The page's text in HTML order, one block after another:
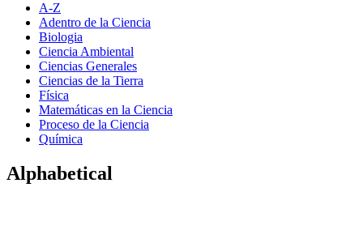
A-Z
Adentro de la Ciencia
Biologia
Ciencia Ambiental
Ciencias Generales
Ciencias de la Tierra
Física
Matemáticas en la Ciencia
Proceso de la Ciencia
Química
Alphabetical